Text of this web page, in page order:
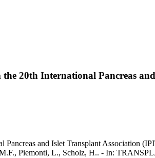
20th International Pancreas
and Islet Transplant Association
Piemonti, L., Scholz, H.. - In: